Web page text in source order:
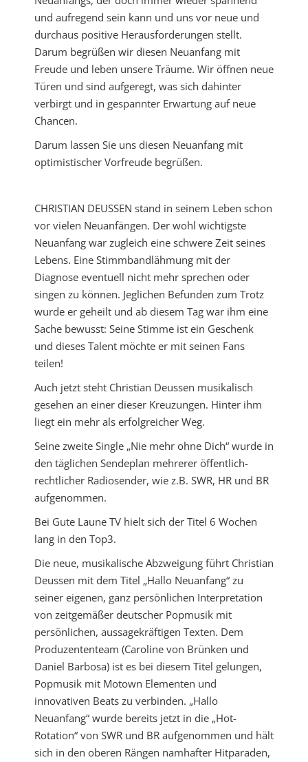
und aufregend sein kann und uns vor neue und
durchaus positive Herausforderungen stellt.
Darum begrüßen wir diesen Neuanfang mit
Freude und leben unsere Träume. Wir öffnen neue
Türen und sind aufgeregt, was sich dahinter
verbirgt und in gespannter Erwartung auf neue
Chancen.
Darum lassen Sie uns diesen Neuanfang mit
optimistischer Vorfreude begrüßen.
CHRISTIAN DEUSSEN stand in seinem Leben schon
vor vielen Neuanfängen. Der wohl wichtigste
Neuanfang war zugleich eine schwere Zeit seines
Lebens. Eine Stimmbandlähmung mit der
Diagnose eventuell nicht mehr sprechen oder
singen zu können. Jeglichen Befunden zum Trotz
wurde er geheilt und ab diesem Tag war ihm eine
Sache bewusst: Seine Stimme ist ein Geschenk
und dieses Talent möchte er mit seinen Fans
teilen!
Auch jetzt steht Christian Deussen musikalisch
gesehen an einer dieser Kreuzungen. Hinter ihm
liegt ein mehr als erfolgreicher Weg.
Seine zweite Single „Nie mehr ohne Dich“ wurde in
den täglichen Sendeplan mehrerer öffentlich-
rechtlicher Radiosender, wie z.B. SWR, HR und BR
aufgenommen.
Bei Gute Laune TV hielt sich der Titel 6 Wochen
lang in den Top3.
Die neue, musikalische Abzweigung führt Christian
Deussen mit dem Titel „Hallo Neuanfang“ zu
seiner eigenen, ganz persönlichen Interpretation
von zeitgemäßer deutscher Popmusik mit
persönlichen, aussagekräftigen Texten. Dem
Produzententeam (Caroline von Brünken und
Daniel Barbosa) ist es bei diesem Titel gelungen,
Popmusik mit Motown Elementen und
innovativen Beats zu verbinden. „Hallo
Neuanfang“ wurde bereits jetzt in die „Hot-
Rotation“ von SWR und BR aufgenommen und hält
sich in den oberen Rängen namhafter Hitparaden,